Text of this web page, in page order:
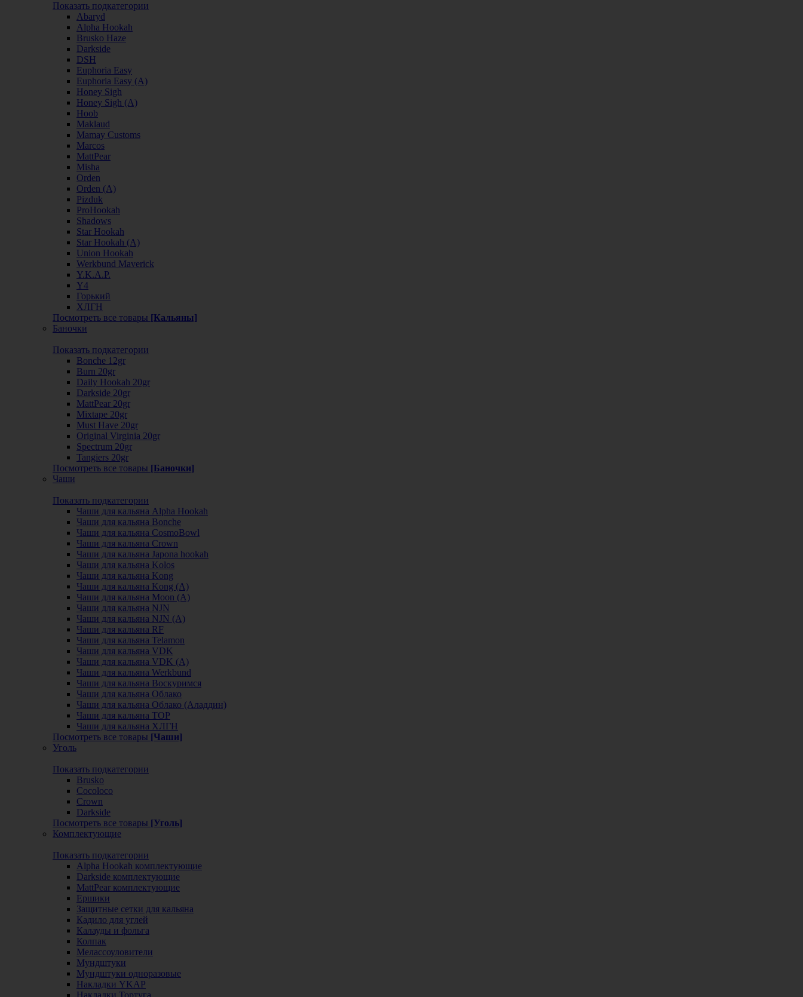
Показать подкатегории
Abaryd
Alpha Hookah
Brusko Haze
Darkside
DSH
Euphoria Easy
Euphoria Easy (А)
Honey Sigh
Honey Sigh (А)
Hoob
Maklaud
Mamay Customs
Marcos
MattPear
Misha
Orden
Orden (А)
Pizduk
ProHookah
Shadows
Star Hookah
Star Hookah (А)
Union Hookah
Werkbund Maverick
Y.K.A.P.
Y4
Горький
ХЛГН
Посмотреть все товары [Кальяны]
Баночки
Показать подкатегории
Bonche 12gr
Burn 20gr
Daily Hookah 20gr
Darkside 20gr
MattPear 20gr
Mixtape 20gr
Must Have 20gr
Original Virginia 20gr
Spectrum 20gr
Tangiers 20gr
Посмотреть все товары [Баночки]
Чаши
Показать подкатегории
Чаши для кальяна Alpha Hookah
Чаши для кальяна Bonche
Чаши для кальяна CosmoBowl
Чаши для кальяна Crown
Чаши для кальяна Japona hookah
Чаши для кальяна Kolos
Чаши для кальяна Kong
Чаши для кальяна Kong (A)
Чаши для кальяна Moon (А)
Чаши для кальяна NJN
Чаши для кальяна NJN (А)
Чаши для кальяна RF
Чаши для кальяна Telamon
Чаши для кальяна VDK
Чаши для кальяна VDK (А)
Чаши для кальяна Werkbund
Чаши для кальяна Воскуримся
Чаши для кальяна Облако
Чаши для кальяна Облако (Аладдин)
Чаши для кальяна ТОР
Чаши для кальяна ХЛГН
Посмотреть все товары [Чаши]
Уголь
Показать подкатегории
Brusko
Cocoloco
Crown
Darkside
Посмотреть все товары [Уголь]
Комплектующие
Показать подкатегории
Alpha Hookah комплектующие
Darkside комплектующие
MattPear комплектующие
Ершики
Защитные сетки для кальяна
Кадило для углей
Калауды и фольга
Колпак
Мелассоуловители
Мундштуки
Мундштуки одноразовые
Накладки YKAP
Накладки Тортуга